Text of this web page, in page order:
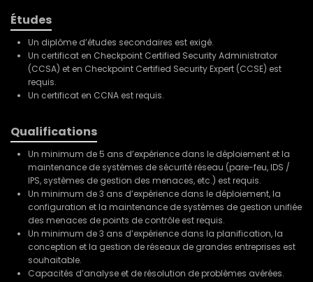
Études
Un diplôme d’études secondaires est exigé.
Un certificat en Checkpoint Certified Security Administrator
(CCSA) et en Checkpoint Certified Security Expert (CCSE) est
requis.
Un certificat en CCNA est requis.
Qualifications
Un minimum de 5 ans d’expérience dans le déploiement et la
maintenance de systèmes de sécurité réseau (pare-feu, IDS /
IPS, systèmes de gestion des menaces, etc.) est requis.
Un minimum de 3 ans d’expérience dans le déploiement, la
configuration et la maintenance de systèmes de gestion unifiée
des menaces de points de contrôle est requis.
Un minimum de 3 ans d’expérience dans la planification, la
conception et la gestion de réseaux de grandes entreprises est
souhaitable.
Capacités d’analyse et de résolution de problèmes avérées.